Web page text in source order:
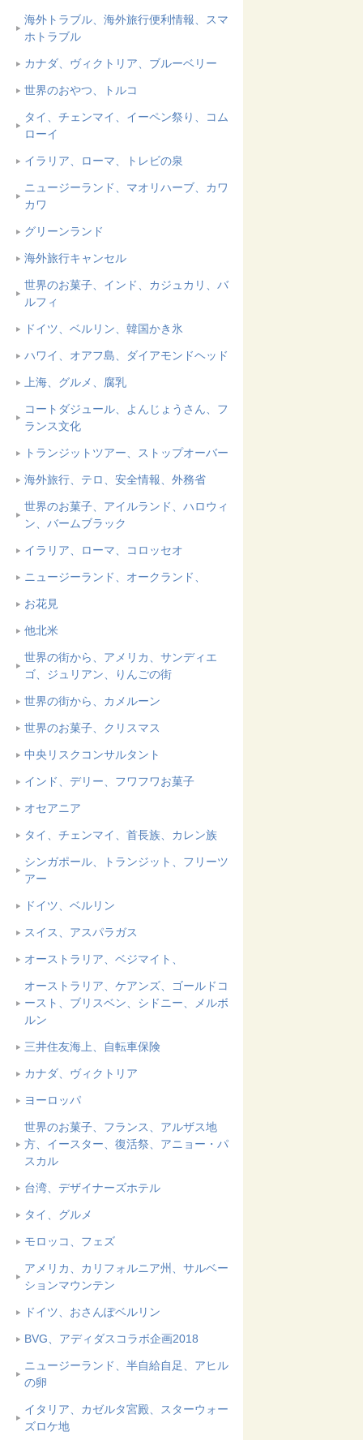
海外トラブル、海外旅行便利情報、スマ
ホトラブル
カナダ、ヴィクトリア、ブルーベリー
世界のおやつ、トルコ
タイ、チェンマイ、イーペン祭り、コム
ローイ
イラリア、ローマ、トレビの泉
ニュージーランド、マオリハーブ、カワ
カワ
グリーンランド
海外旅行キャンセル
世界のお菓子、インド、カジュカリ、バ
ルフィ
ドイツ、ベルリン、韓国かき氷
ハワイ、オアフ島、ダイアモンドヘッド
上海、グルメ、腐乳
コートダジュール、よんじょうさん、フ
ランス文化
トランジットツアー、ストップオーバー
海外旅行、テロ、安全情報、外務省
世界のお菓子、アイルランド、ハロウィ
ン、バームブラック
イラリア、ローマ、コロッセオ
ニュージーランド、オークランド、
お花見
他北米
世界の街から、アメリカ、サンディエ
ゴ、ジュリアン、りんごの街
世界の街から、カメルーン
世界のお菓子、クリスマス
中央リスクコンサルタント
インド、デリー、フワフワお菓子
オセアニア
タイ、チェンマイ、首長族、カレン族
シンガポール、トランジット、フリーツ
アー
ドイツ、ベルリン
スイス、アスパラガス
オーストラリア、ベジマイト、
オーストラリア、ケアンズ、ゴールドコ
ースト、ブリスベン、シドニー、メルボ
ルン
三井住友海上、自転車保険
カナダ、ヴィクトリア
ヨーロッパ
世界のお菓子、フランス、アルザス地
方、イースター、復活祭、アニョー・パ
スカル
台湾、デザイナーズホテル
タイ、グルメ
モロッコ、フェズ
アメリカ、カリフォルニア州、サルベー
ションマウンテン
ドイツ、おさんぽベルリン
BVG、アディダスコラボ企画2018
ニュージーランド、半自給自足、アヒル
の卵
イタリア、カゼルタ宮殿、スターウォー
ズロケ地